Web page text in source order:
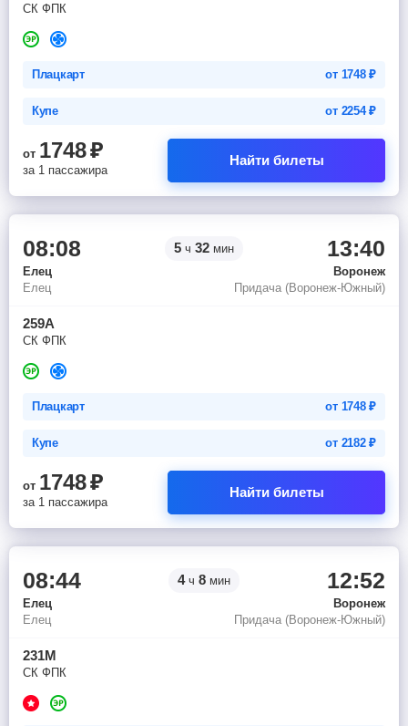
СК ФПК
Плацкарт от 1748₽
Купе от 2254₽
от 1748₽
за 1 пассажира
Найти билеты
08:08 5 ч 32 мин 13:40
Елец
Воронеж
Елец
Придача (Воронеж-Южный)
259А
СК ФПК
Плацкарт от 1748₽
Купе от 2182₽
от 1748₽
за 1 пассажира
Найти билеты
08:44 4ч 8 мин 12:52
Елец
Воронеж
Елец
Придача (Воронеж-Южный)
231М
СК ФПК